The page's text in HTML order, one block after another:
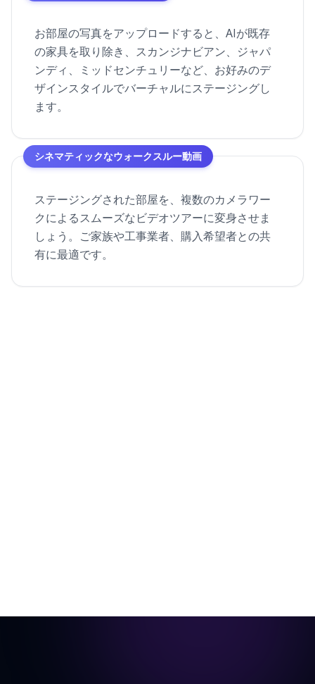
お部屋の写真をアップロードすると、AIが既存
の家具を取り除き、スカンジナビアン、ジャパ
ンディ、ミッドセンチュリーなど、お好みのデ
ザインスタイルでバーチャルにステージングし
ます。
シネマティックなウォークスルー動画
ステージングされた部屋を、複数のカメラワー
クによるスムーズなビデオツアーに変身させま
しょう。ご家族や工事業者、購入希望者との共
有に最適です。